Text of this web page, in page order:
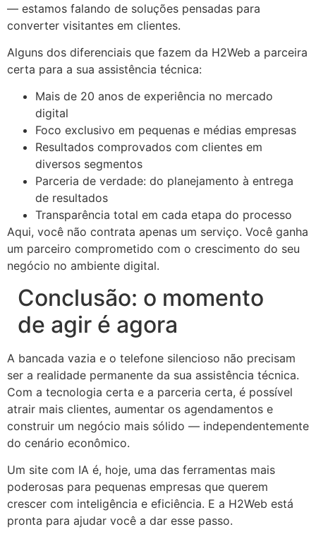
— estamos falando de soluções pensadas para
converter visitantes em clientes.
Alguns dos diferenciais que fazem da H2Web a parceira
certa para a sua assistência técnica:
Mais de 20 anos de experiência no mercado
digital
Foco exclusivo em pequenas e médias empresas
Resultados comprovados com clientes em
diversos segmentos
Parceria de verdade: do planejamento à entrega
de resultados
Transparência total em cada etapa do processo
Aqui, você não contrata apenas um serviço. Você ganha
um parceiro comprometido com o crescimento do seu
negócio no ambiente digital.
Conclusão: o momento
de agir é agora
A bancada vazia e o telefone silencioso não precisam
ser a realidade permanente da sua assistência técnica.
Com a tecnologia certa e a parceria certa, é possível
atrair mais clientes, aumentar os agendamentos e
construir um negócio mais sólido — independentemente
do cenário econômico.
Um site com IA é, hoje, uma das ferramentas mais
poderosas para pequenas empresas que querem
crescer com inteligência e eficiência. E a H2Web está
pronta para ajudar você a dar esse passo.